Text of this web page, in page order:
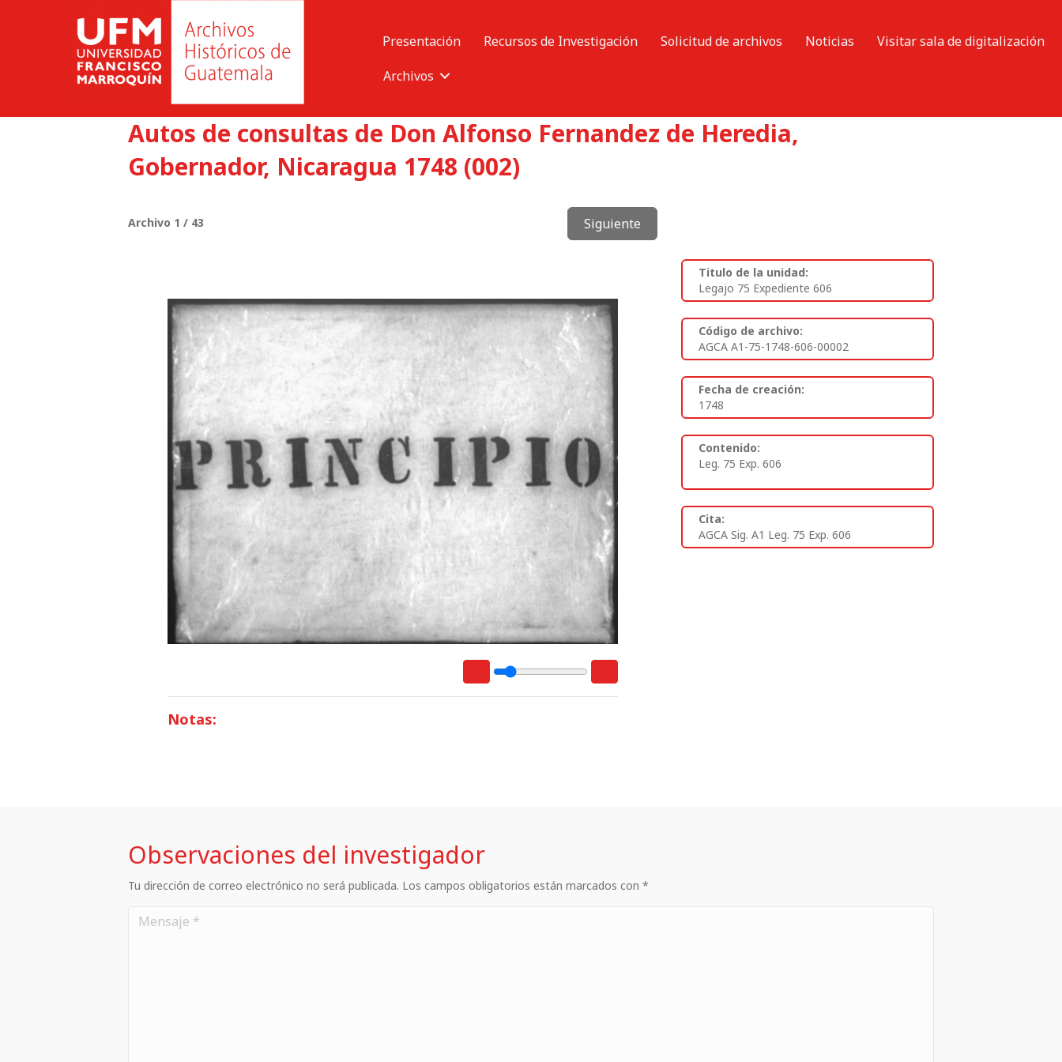
Presentación Recursos de Investigación Solicitud de archivos Noticias
Visitar sala de digitalización
Archivos
Autos de consultas de Don Alfonso Fernandez de Heredia,
Gobernador, Nicaragua 1748 (002)
Archivo 1 / 43 Siguiente
Notas:
Titulo de la unidad:
Legajo 75 Expediente 606
Código de archivo:
AGCA A1-75-1748-606-00002
Fecha de creación:
1748
Contenido:
Leg. 75 Exp. 606
Cita:
AGCA Sig. A1 Leg. 75 Exp. 606
Observaciones del investigador
Tu dirección de correo electrónico no será publicada. Los campos obligatorios están marcados con *